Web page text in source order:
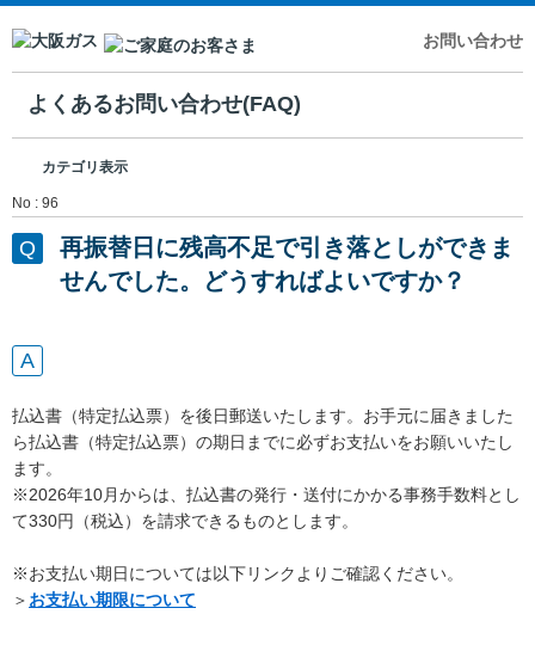
お問い合わせ
よくあるお問い合わせ(FAQ)
カテゴリ表示
No : 96
再振替日に残高不足で引き落としができま
せんでした。どうすればよいですか？
払込書（特定払込票）を後日郵送いたします。お手元に届きました
ら払込書（特定払込票）の期日までに必ずお支払いをお願いいたし
ます。
※2026年10月からは、払込書の発行・送付にかかる事務手数料とし
て330円（税込）を請求できるものとします。
※お支払い期日については以下リンクよりご確認ください。
＞ お支払い期限について